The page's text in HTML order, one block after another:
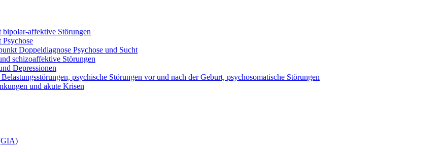
affektive Störungen
Doppeldiagnose Psychose und Sucht
schizoaffektive Störungen
Depressionen
psychische Störungen vor und nach der Geburt, psychosomatische Störungen
und akute Krisen